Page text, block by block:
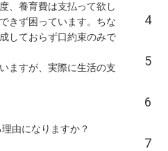
、養育費は支払って欲し
きず困っています。ちな
しておらず口約束のみで
ますが、実際に生活の支
由になりますか？
4
5
6
7